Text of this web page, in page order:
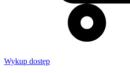
Wykup dostęp